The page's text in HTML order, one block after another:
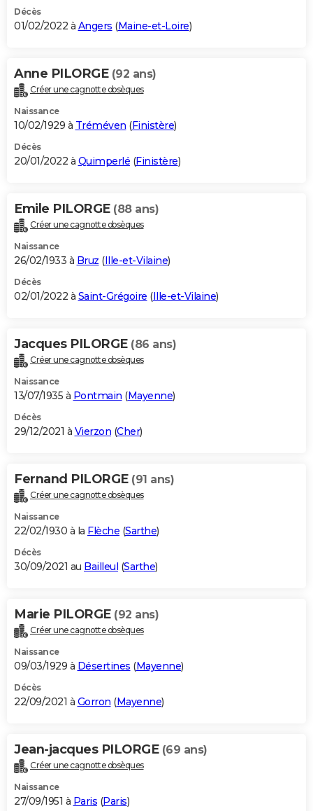
Décès
01/02/2022 à Angers (Maine-et-Loire)
Anne PILORGE (92 ans)
Créer une cagnotte obsèques
Naissance
10/02/1929 à Tréméven (Finistère)
Décès
20/01/2022 à Quimperlé (Finistère)
Emile PILORGE (88 ans)
Créer une cagnotte obsèques
Naissance
26/02/1933 à Bruz (Ille-et-Vilaine)
Décès
02/01/2022 à Saint-Grégoire (Ille-et-Vilaine)
Jacques PILORGE (86 ans)
Créer une cagnotte obsèques
Naissance
13/07/1935 à Pontmain (Mayenne)
Décès
29/12/2021 à Vierzon (Cher)
Fernand PILORGE (91 ans)
Créer une cagnotte obsèques
Naissance
22/02/1930 à la Flèche (Sarthe)
Décès
30/09/2021 au Bailleul (Sarthe)
Marie PILORGE (92 ans)
Créer une cagnotte obsèques
Naissance
09/03/1929 à Désertines (Mayenne)
Décès
22/09/2021 à Gorron (Mayenne)
Jean-jacques PILORGE (69 ans)
Créer une cagnotte obsèques
Naissance
27/09/1951 à Paris (Paris)